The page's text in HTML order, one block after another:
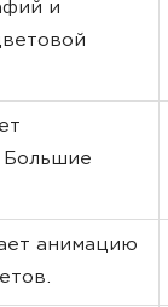
и
Большие
анимацию